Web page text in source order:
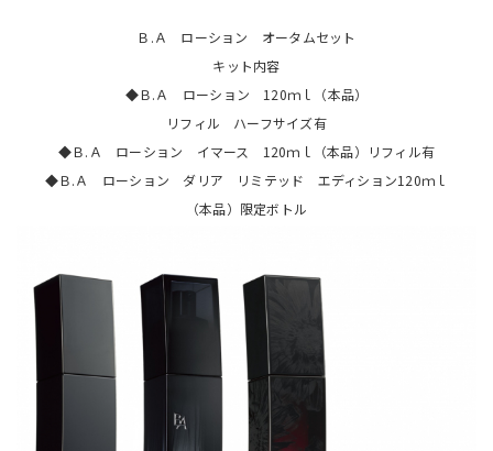
Ｂ.Ａ ローション オータムセット
キット内容
◆Ｂ.Ａ ローション 120ｍｌ（本品）
リフィル ハーフサイズ有
◆Ｂ.Ａ ローション イマース 120ｍｌ（本品）リフィル有
◆Ｂ.Ａ ローション ダリア リミテッド エディション120ｍｌ
（本品）限定ボトル